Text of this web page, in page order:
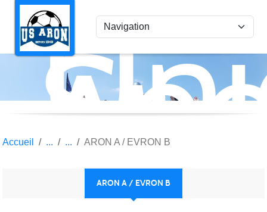
Accueil ARON A / EVRON B
ARON A / EVRON B
Panneau de gestion des cookies